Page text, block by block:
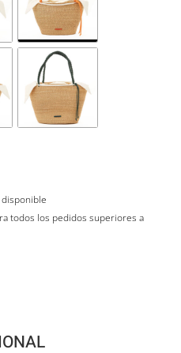
todos los pedidos superiores a